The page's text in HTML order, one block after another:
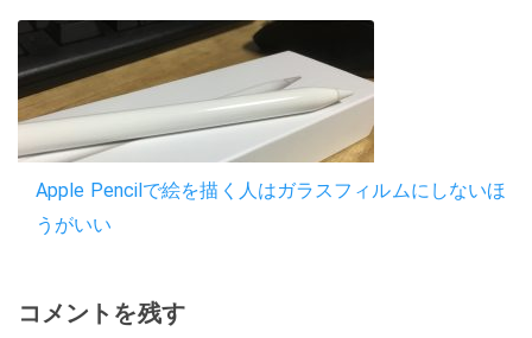
Apple Pencilで絵を描く人はガラスフィルムにしないほ
うがいい
コメントを残す